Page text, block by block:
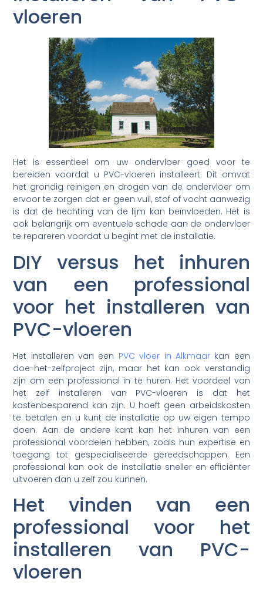
vloeren
Het is essentieel om uw ondervloer goed voor te
bereiden voordat u PVC-vloeren installeert. Dit omvat
het grondig reinigen en drogen van de ondervloer om
ervoor te zorgen dat er geen vuil, stof of vocht aanwezig
is dat de hechting van de lijm kan beïnvloeden. Het is
ook belangrijk om eventuele schade aan de ondervloer
te repareren voordat u begint met de installatie.
DIY versus het inhuren
van een professional
voor het installeren van
PVC-vloeren
Het installeren van een PVC vloer in Alkmaarkan een
doe-het-zelfproject zijn, maar het kan ook verstandig
zijn om een professional in te huren. Het voordeel van
het zelf installeren van PVC-vloeren is dat het
kostenbesparend kan zijn. U hoeft geen arbeidskosten
te betalen en u kunt de installatie op uw eigen tempo
doen. Aan de andere kant kan het inhuren van een
professional voordelen hebben, zoals hun expertise en
toegang tot gespecialiseerde gereedschappen. Een
professional kan ook de installatie sneller en efficiënter
uitvoeren dan u zelf zou kunnen.
Het vinden van een
professional voor het
installeren van PVC-
vloeren